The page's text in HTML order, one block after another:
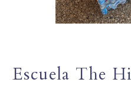
Escuela The